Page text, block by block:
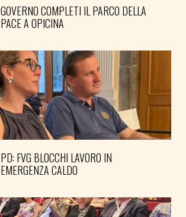
GOVERNO COMPLETI IL PARCO DELLA
PACE A OPICINA
PD: FVG BLOCCHI LAVORO IN
EMERGENZA CALDO